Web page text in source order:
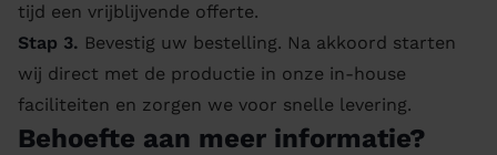
tijd een vrijblijvende offerte.
Stap 3. Bevestig uw bestelling. Na akkoord starten
wij direct met de productie in onze in-house
faciliteiten en zorgen we voor snelle levering.
Behoefte aan meer informatie?